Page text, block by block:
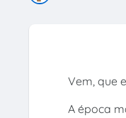
Vem, que
A época